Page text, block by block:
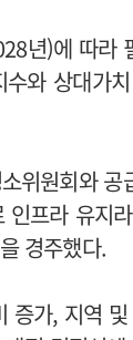
년)에 따라
와 상대가
위원회와
프라 유지
경주했다.
증가, 지역